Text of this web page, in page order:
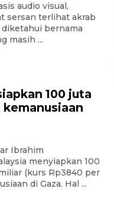
audio visual,
sersan terlihat akrab
bernama
masih ...
100 juta
Ibrahim
menyiapkan 100
(kurs Rp3840 per
di Gaza. Hal ...